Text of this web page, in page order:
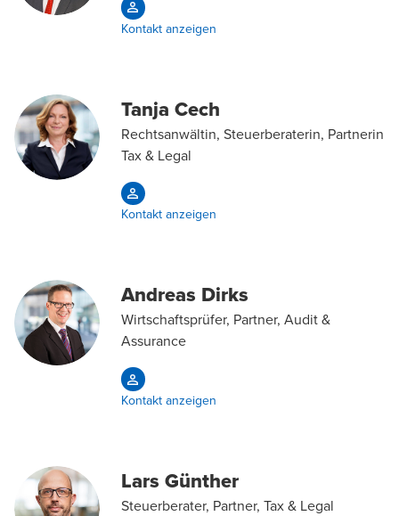
Kontakt anzeigen
Tanja Cech
Rechtsanwältin, Steuerberaterin, Partnerin
Tax & Legal
Kontakt anzeigen
Andreas Dirks
Wirtschaftsprüfer, Partner, Audit &
Assurance
Kontakt anzeigen
Lars Günther
Steuerberater, Partner, Tax & Legal